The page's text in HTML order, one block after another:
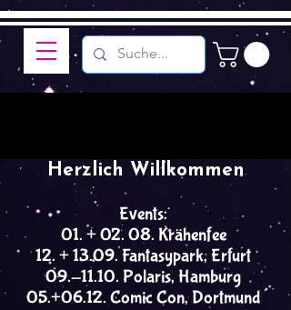
Events:
01. + 02. 08. Krähenfee
12. + 13.09. Fantasypark, Erfurt
09.-11.10. Polaris, Hamburg
05.+06.12. Comic Con, Dortmund
Herzlich Willkommen